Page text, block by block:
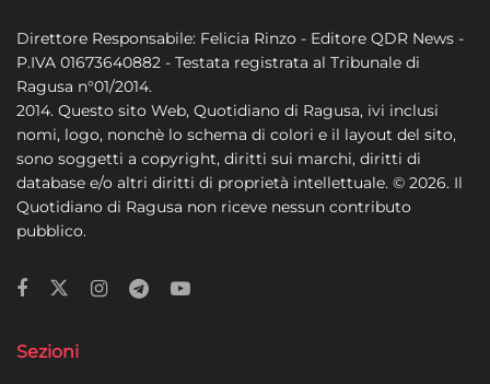
Direttore Responsabile: Felicia Rinzo - Editore QDR News -
P.IVA 01673640882 - Testata registrata al Tribunale di
Ragusa n°01/2014.
2014. Questo sito Web, Quotidiano di Ragusa, ivi inclusi
nomi, logo, nonchè lo schema di colori e il layout del sito,
sono soggetti a copyright, diritti sui marchi, diritti di
database e/o altri diritti di proprietà intellettuale. © 2026. Il
Quotidiano di Ragusa non riceve nessun contributo
pubblico.
Sezioni